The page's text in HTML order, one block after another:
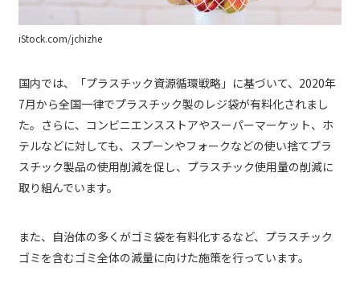
iStock.com/jchizhe
国内では、「プラスチック資源循環戦略」に基づいて、2020年
7月から全国一律でプラスチック製のレジ袋が有料化されまし
た。さらに、コンビニエンスストアやスーパーマーケット、ホ
テルなどに対しても、スプーンやフォークなどの使い捨てプラ
スチック製品の使用削減を促し、プラスチック使用量の削減に
取り組んでいます。
また、自治体の多くがゴミ袋を有料化するなど、プラスチック
ゴミを含むゴミ全体の減量に向けた施策を行っています。